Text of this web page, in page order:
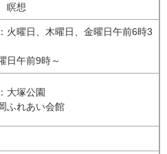
瞑想
火曜日、木曜日、金曜日午前6時3
日午前9時～
大塚公園
ふれあい会館